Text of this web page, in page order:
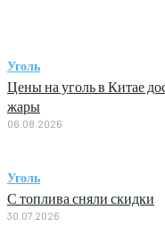
Уголь
Цены на уголь в Китае
жары
06.08.2026
Уголь
С топлива сняли скидки
30.07.2026